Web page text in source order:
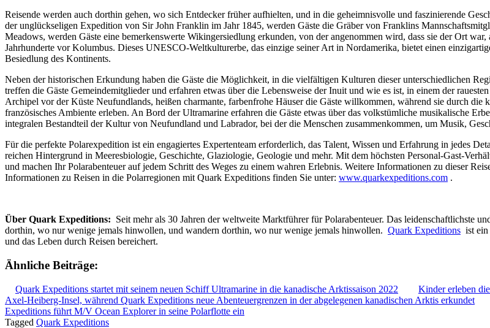
Reisende werden auch dorthin gehen, wo sich Entdecker früher aufhielten, und in die geheimnisvolle und faszinierende
der unglückseligen Expedition von Sir John Franklin im Jahr 1845, werden Gäste die Gräber von Franklins
Meadows, werden Gäste eine bemerkenswerte Wikingersiedlung erkunden, von der angenommen wird, dass sie der Ort
Jahrhunderte vor Kolumbus. Dieses UNESCO-Weltkulturerbe, das einzige seiner Art in Nordamerika, bietet einen
Besiedlung des Kontinents.
Neben der historischen Erkundung haben die Gäste die Möglichkeit, in die vielfältigen Kulturen dieser unterschiedlichen
treffen die Gäste Gemeindemitglieder und erfahren etwas über die Lebensweise der Inuit und wie es ist, in einem der
Archipel vor der Küste Neufundlands, heißen charmante, farbenfrohe Häuser die Gäste willkommen, während sie durch
französisches Ambiente erleben. An Bord der Ultramarine erfahren die Gäste etwas über das volkstümliche musikalische
integralen Bestandteil der Kultur von Neufundland und Labrador, bei der die Menschen zusammenkommen, um Musik,
Für die perfekte Polarexpedition ist ein engagiertes Expertenteam erforderlich, das Talent, Wissen und Erfahrung in jedes
reichen Hintergrund in Meeresbiologie, Geschichte, Glaziologie, Geologie und mehr. Mit dem höchsten Personal-Gast-
und machen Ihr Polarabenteuer auf jedem Schritt des Weges zu einem wahren Erlebnis. Weitere Informationen zu dieser
Informationen zu Reisen in die Polarregionen mit Quark Expeditions finden Sie unter: www.quarkexpeditions.com .
Über Quark Expeditions: Seit mehr als 30 Jahren der weltweite Marktführer für Polarabenteuer. Das leidenschaftlichste
dorthin, wo nur wenige jemals hinwollen, und wandern dorthin, wo nur wenige jemals hinwollen. Quark Expeditions ist
und das Leben durch Reisen bereichert.
Ähnliche Beiträge:
Quark Expeditions startet mit seinem neuen Schiff Ultramarine in die kanadische Arktissaison 2022 Kinder erleben
Axel-Heiberg-Insel, während Quark Expeditions neue Abenteuergrenzen in der abgelegenen kanadischen Arktis erkundet
Expeditions führt M/V Ocean Explorer in seine Polarflotte ein
Tagged Quark Expeditions